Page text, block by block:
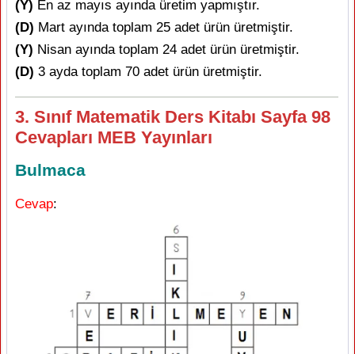
(Y) En az mayıs ayında üretim yapmıştır.
(D) Mart ayında toplam 25 adet ürün üretmiştir.
(Y) Nisan ayında toplam 24 adet ürün üretmiştir.
(D) 3 ayda toplam 70 adet ürün üretmiştir.
3. Sınıf Matematik Ders Kitabı Sayfa 98
Cevapları MEB Yayınları
Bulmaca
Cevap: